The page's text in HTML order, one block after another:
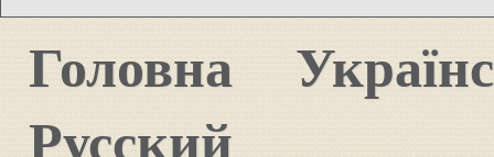
Головна
Русский